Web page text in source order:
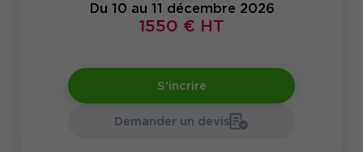
Du 10 au 11 décembre 2026
1550 € HT
S'incrire
Demander un devis